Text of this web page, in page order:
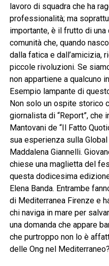
lavoro di squadra che ha
professionalità; ma
importante, è il frutto di
comunità che, quando
dalla fatica e dall’amicizia,
piccole rivoluzioni. Se
non appartiene a qualcuno
Esempio lampante di
Non solo un ospite storico
giornalista di “Report”, che
Mantovani de “Il Fatto
sua esperienza sulla
Maddalena Giannelli.
chiese una maglietta del
questa dodicesima
Elena Banda. Entrambe
di Mediterranea Firenze e
chi naviga in mare per
una domanda che appare
che purtroppo non lo è
delle Ong nel Mediterraneo?